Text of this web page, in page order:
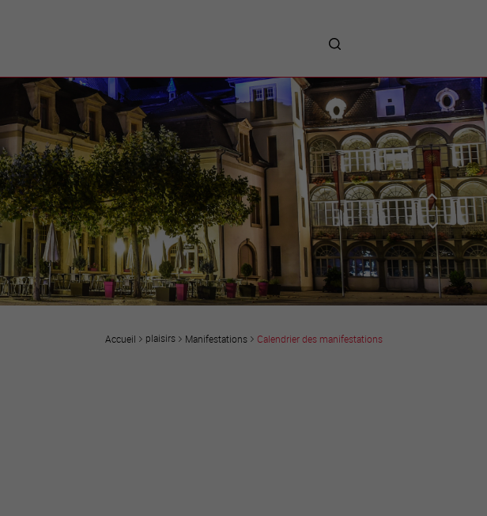
Projets
Chantiers en ville
Plan directeur du
centre-ville
Prestations
Avantages
Unternehmen :
Willkommen!
Companies : Welcome!
Imprese : benvenute!
Accueil plaisirs Manifestations Calendrier des manifestations